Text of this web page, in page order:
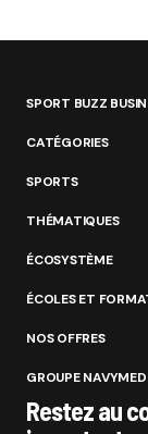
SPORT BUZZ
CATÉGORIES
SPORTS
THÉMATIQUES
ÉCOSYSTÈME
ÉCOLES ET
NOS OFFRES
GROUPE
Restez au